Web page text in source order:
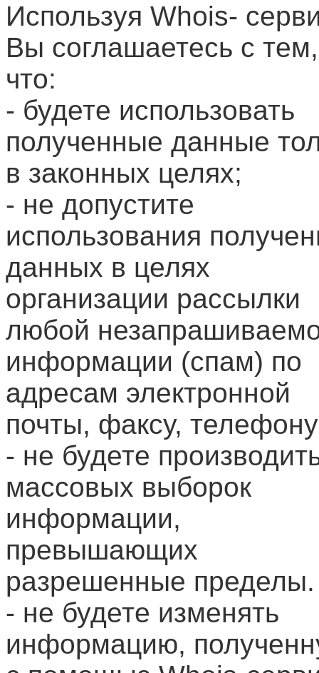
Используя Whois-
Вы соглашаетесь с тем,
что:
- будете использовать
полученные данные
в законных целях;
- не допустите
использования
данных в целях
организации рассылки
любой
информации (спам) по
адресам электронной
почты, факсу,
- не будете
массовых выборок
информации,
превышающих
разрешенные пределы.
- не будете изменять
информацию,